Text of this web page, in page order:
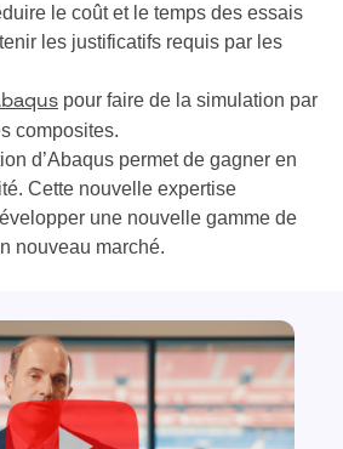
le coût et le temps des essais
les justificatifs requis par les
pour faire de la simulation par
composites.
d’Abaqus permet de gagner en
Cette nouvelle expertise
une nouvelle gamme de
nouveau marché.